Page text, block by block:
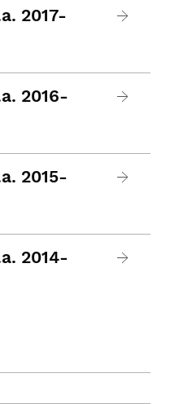
2017-
2016-
2015-
2014-